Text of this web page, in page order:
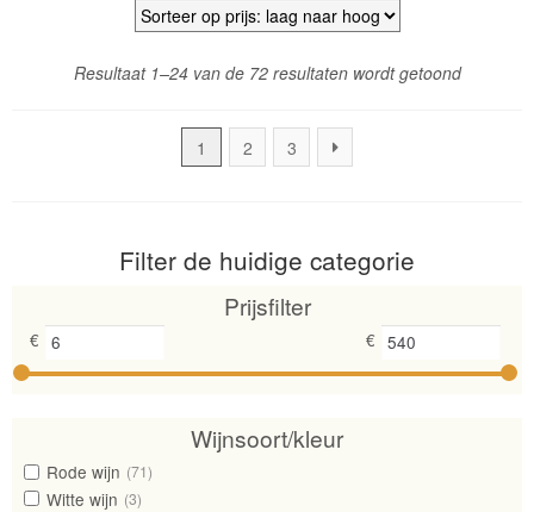
Resultaat 1–24 van de 72 resultaten wordt getoond
1 2 3
Filter de huidige categorie
Prijsfilter
€ €
Wijnsoort/kleur
Rode wijn (71)
Witte wijn (3)